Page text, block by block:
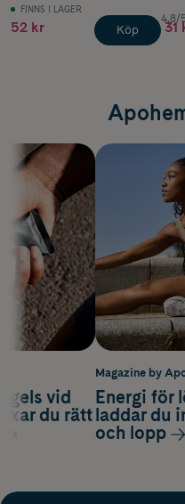
FINNS I LAGER
52 kr Köp
4.8/
31
gels vid
du rätt
Magazine by
Energi för
laddar du
och lopp